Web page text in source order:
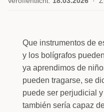
Que instrumentos de
y los bolígrafos
ya aprendimos de
pueden tragarse, se
puede ser perjudicial
también sería capaz